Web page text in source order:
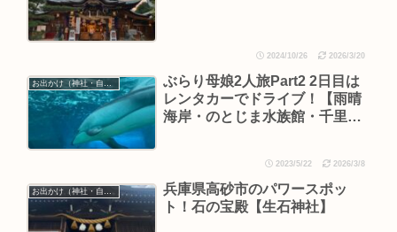
2024/10/26 2026/3/20
お出かけ（神社・自然・旅）
ぶらり母娘2人旅Part2 2日目は
レンタカーでドライブ！【雨晴
海岸・のとじま水族館・千里浜
2023/5/22 2026/3/8
兵庫県高砂市のパワースポッ
ト！石の宝殿【生石神社】